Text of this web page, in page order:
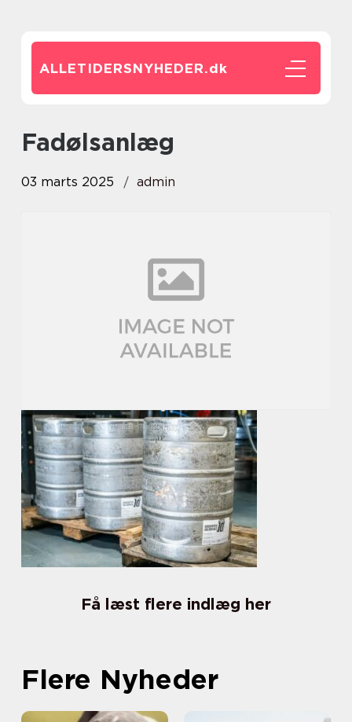
ALLETIDERSNYHEDER.dk
fadølsanlæg
03 marts 2025 admin
Få læst flere indlæg her
Flere Nyheder